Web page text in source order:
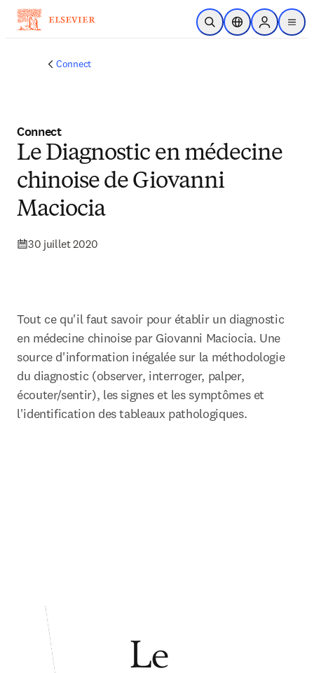
Passer au contenu principal
Ouvrir la recherche
Sélecteur de
Sign in to
menu
Connect
Connect
Le Diagnostic en médecine
chinoise de Giovanni
Maciocia
30 juillet 2020
Tout ce qu'il faut savoir pour établir un diagnostic
en médecine chinoise par Giovanni Maciocia. Une
source d'information inégalée sur la méthodologie
du diagnostic (observer, interroger, palper,
écouter/sentir), les signes et les symptômes et
l'identification des tableaux pathologiques.